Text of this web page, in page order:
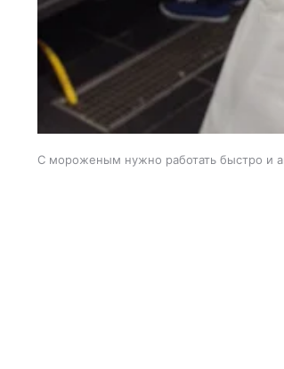
С мороженым нужно работать быстро и